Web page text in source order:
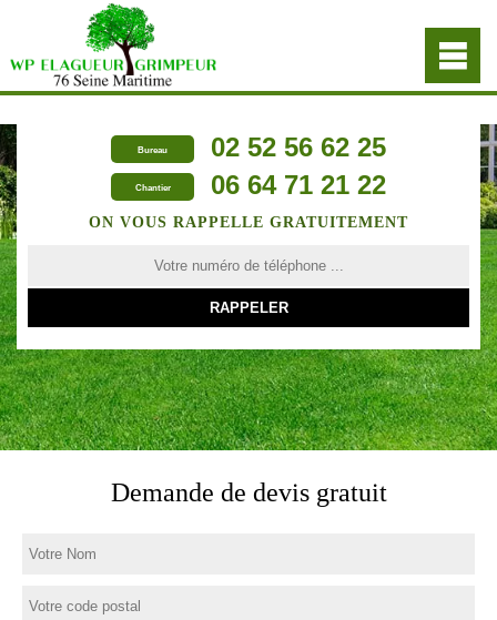
Bureau 02 52 56 62 25
Chantier 06 64 71 21 22
ON VOUS RAPPELLE GRATUITEMENT
Demande de devis gratuit